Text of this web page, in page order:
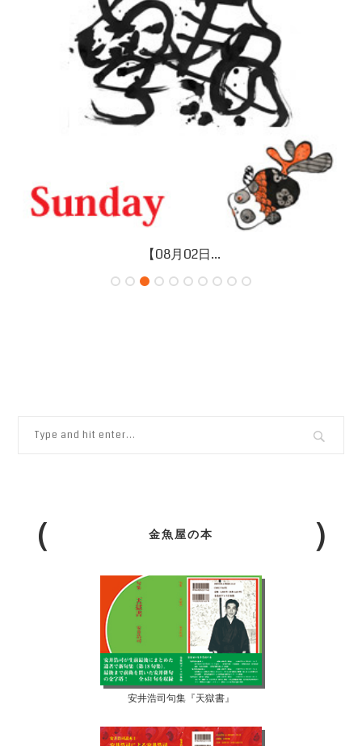
【07月31日...
金魚屋の本
安井浩司句集『天獄書』